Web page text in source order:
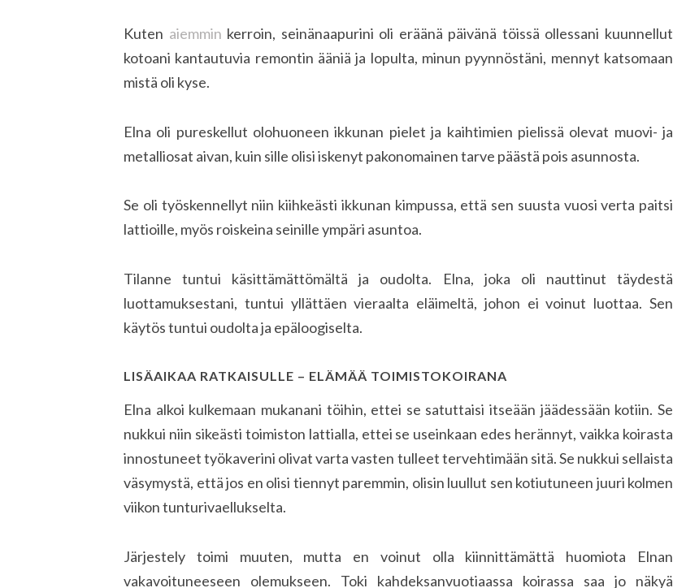
Kuten aiemmin kerroin, seinänaapurini oli eräänä päivänä töissä ollessani kuunnellut
kotoani kantautuvia remontin ääniä ja lopulta, minun pyynnöstäni, mennyt katsomaan
mistä oli kyse.
Elna oli pureskellut olohuoneen ikkunan pielet ja kaihtimien pielissä olevat muovi- ja
metalliosat aivan, kuin sille olisi iskenyt pakonomainen tarve päästä pois asunnosta.
Se oli työskennellyt niin kiihkeästi ikkunan kimpussa, että sen suusta vuosi verta paitsi
lattioille, myös roiskeina seinille ympäri asuntoa.
Tilanne tuntui käsittämättömältä ja oudolta. Elna, joka oli nauttinut täydestä
luottamuksestani, tuntui yllättäen vieraalta eläimeltä, johon ei voinut luottaa. Sen
käytös tuntui oudolta ja epäloogiselta.
LISÄAIKAA RATKAISULLE – ELÄMÄÄ TOIMISTOKOIRANA
Elna alkoi kulkemaan mukanani töihin, ettei se satuttaisi itseään jäädessään kotiin. Se
nukkui niin sikeästi toimiston lattialla, ettei se useinkaan edes herännyt, vaikka koirasta
innostuneet työkaverini olivat varta vasten tulleet tervehtimään sitä. Se nukkui sellaista
väsymystä, että jos en olisi tiennyt paremmin, olisin luullut sen kotiutuneen juuri kolmen
viikon tunturivaellukselta.
Järjestely toimi muuten, mutta en voinut olla kiinnittämättä huomiota Elnan
vakavoituneeseen olemukseen. Toki kahdeksanvuotiaassa koirassa saa jo näkyä